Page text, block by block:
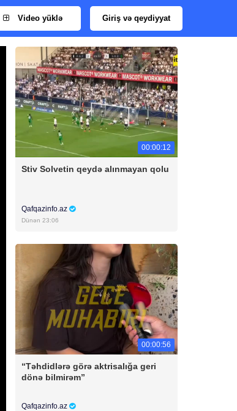
Video yüklə Giriş və qeydiyyat
00:00:12
Stiv Solvetin qeydə alınmayan qolu
Qafqazinfo.az
Dünən 23:06
00:00:56
“Təhdidlərə görə aktrisalığa geri
dönə bilmirəm”
Qafqazinfo.az